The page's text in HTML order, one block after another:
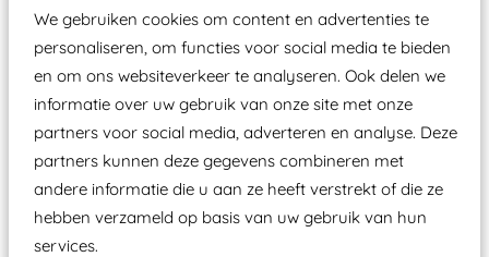
We gebruiken cookies om content en advertenties te
personaliseren, om functies voor social media te bieden
en om ons websiteverkeer te analyseren. Ook delen we
informatie over uw gebruik van onze site met onze
partners voor social media, adverteren en analyse. Deze
partners kunnen deze gegevens combineren met
andere informatie die u aan ze heeft verstrekt of die ze
hebben verzameld op basis van uw gebruik van hun
services.
aangewezen keuringsinstantie?
Wij ook speeltoestellen kunnen laten keuren zodat
ze toch binnen het Warenwetbesluit Attractie- en
Speeltoestellen vallen?
Past er goed bij